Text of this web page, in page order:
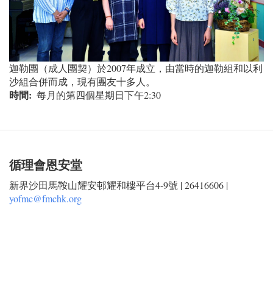
迦勒團（成人團契）於2007年成立，由當時的迦勒組和以利
沙組合併而成，現有團友十多人。
時間 每月的第四個星期日下午2:30
循理會恩安堂
新界沙田馬鞍山耀安邨耀和樓平台4-9號 | 26416606 |
yofmc@fmchk.org